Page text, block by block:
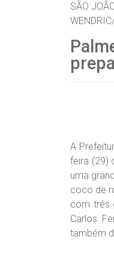
SÃO
A
feira (29)
uma
coco de
com três
Carlos
também